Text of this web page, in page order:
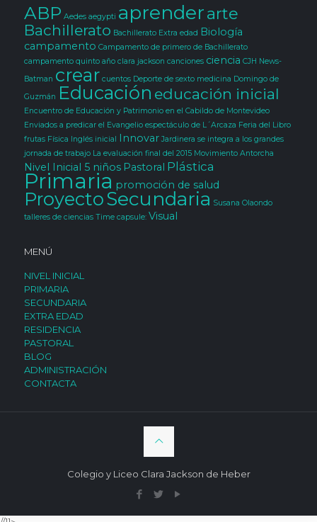
ABP Aedes aegypti aprenderarte
Bachillerato Bachillerato Extra edad Biología
campamento Campamento de primero de Bachillerato
campamento quinto año clara jackson canciones ciencia CJH News-
Batman crear cuentos Deporte de sexto medicina Domingo de
Guzmán Educación educación inicial
Encuentro de Educación y Patrimonio en el Cabildo de Montevideo
Enviados a predicar el Evangelio espectáculo de L´Arcaza Feria del Libro
frutas Física Inglés inicial Innovar Jardinera se integra a los grandes
jornada de trabajo La evaluación final del 2015 Movimiento Antorcha
Nivel Inicial 5 niños Pastoral Plástica
Primaria promoción de salud
ProyectoSecundaria Susana Olaondo
talleres de ciencias Time capsule: Visual
MENÚ
NIVEL INICIAL
PRIMARIA
SECUNDARIA
EXTRA EDAD
RESIDENCIA
PASTORAL
BLOG
ADMINISTRACIÓN
CONTACTA
Colegio y Liceo Clara Jackson de Heber